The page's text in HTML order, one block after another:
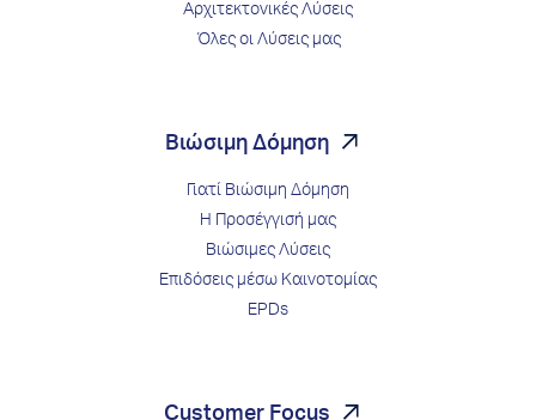
Αρχιτεκτονικές Λύσεις
Όλες οι Λύσεις μας
Βιώσιμη Δόμηση
Γιατί Βιώσιμη Δόμηση
Η Προσέγγισή μας
Βιώσιμες Λύσεις
Επιδόσεις μέσω Kαινοτομίας
EPDs
Customer Focus